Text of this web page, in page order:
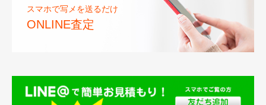
スマホで写メを送るだけ
ONLINE査定